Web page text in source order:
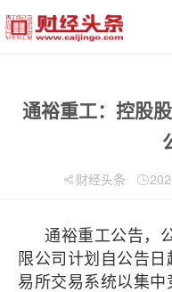
通裕重工：控股
财经头条
通裕重工公告，
限公司计划自公告
易所交易系统以集中